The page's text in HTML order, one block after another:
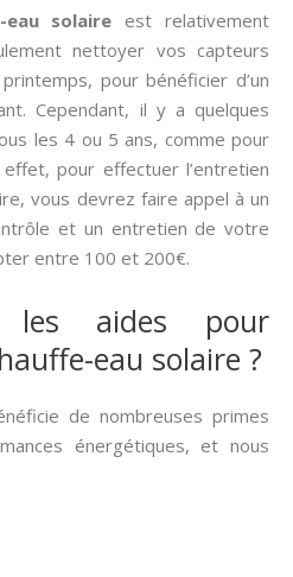
eau solaire est relativement
nettoyer vos capteurs
pour bénéficier d’un
Cependant, il y a quelques
les 4 ou 5 ans, comme pour
pour effectuer l’entretien
vous devrez faire appel à un
et un entretien de votre
entre 100 et 200€.
les aides pour
eau solaire ?
de nombreuses primes
énergétiques, et nous